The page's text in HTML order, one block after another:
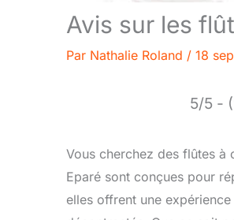
Avis sur les
Par Nathalie Roland / 18
5/5 -
Vous cherchez des flûtes à
Eparé sont conçues pour
elles offrent une